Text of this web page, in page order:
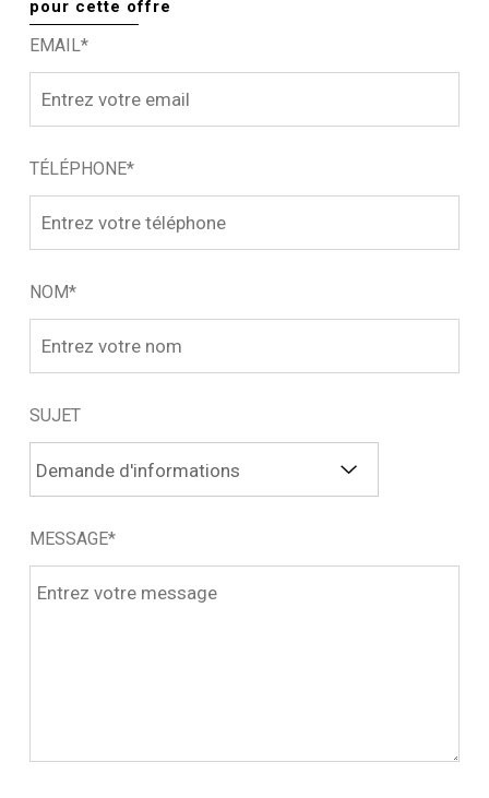
pour cette offre
EMAIL*
TÉLÉPHONE*
NOM*
SUJET
MESSAGE*